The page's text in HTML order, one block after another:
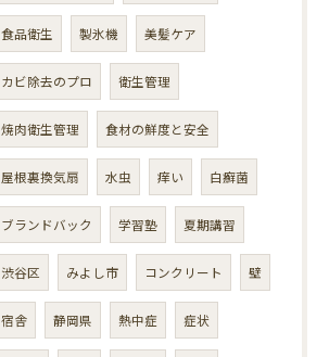
食品衛生 製氷機 美髪ケア
カビ除去のプロ 衛生管理
焼肉衛生管理 食材の鮮度と安全
屋根裏換気扇 水虫 痒い 白癬菌
ブランドバック 学習塾 夏期講習
渋谷区 みよし市 コンクリート 壁
宿舎 静岡県 熱中症 症状